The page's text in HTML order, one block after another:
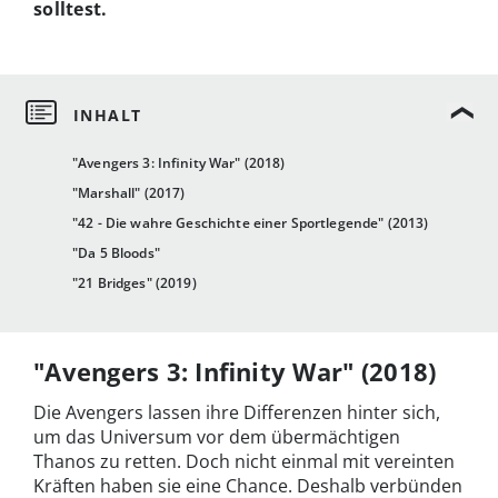
"Avengers 3: Infinity War" (2018)
"Marshall" (2017)
"42 - Die wahre Geschichte einer Sportlegende" (2013)
"Da 5 Bloods"
"21 Bridges" (2019)
solltest.
"Avengers 3: Infinity War" (2018)
Die Avengers lassen ihre Differenzen hinter sich,
um das Universum vor dem übermächtigen
Thanos zu retten. Doch nicht einmal mit vereinten
Kräften haben sie eine Chance. Deshalb verbünden